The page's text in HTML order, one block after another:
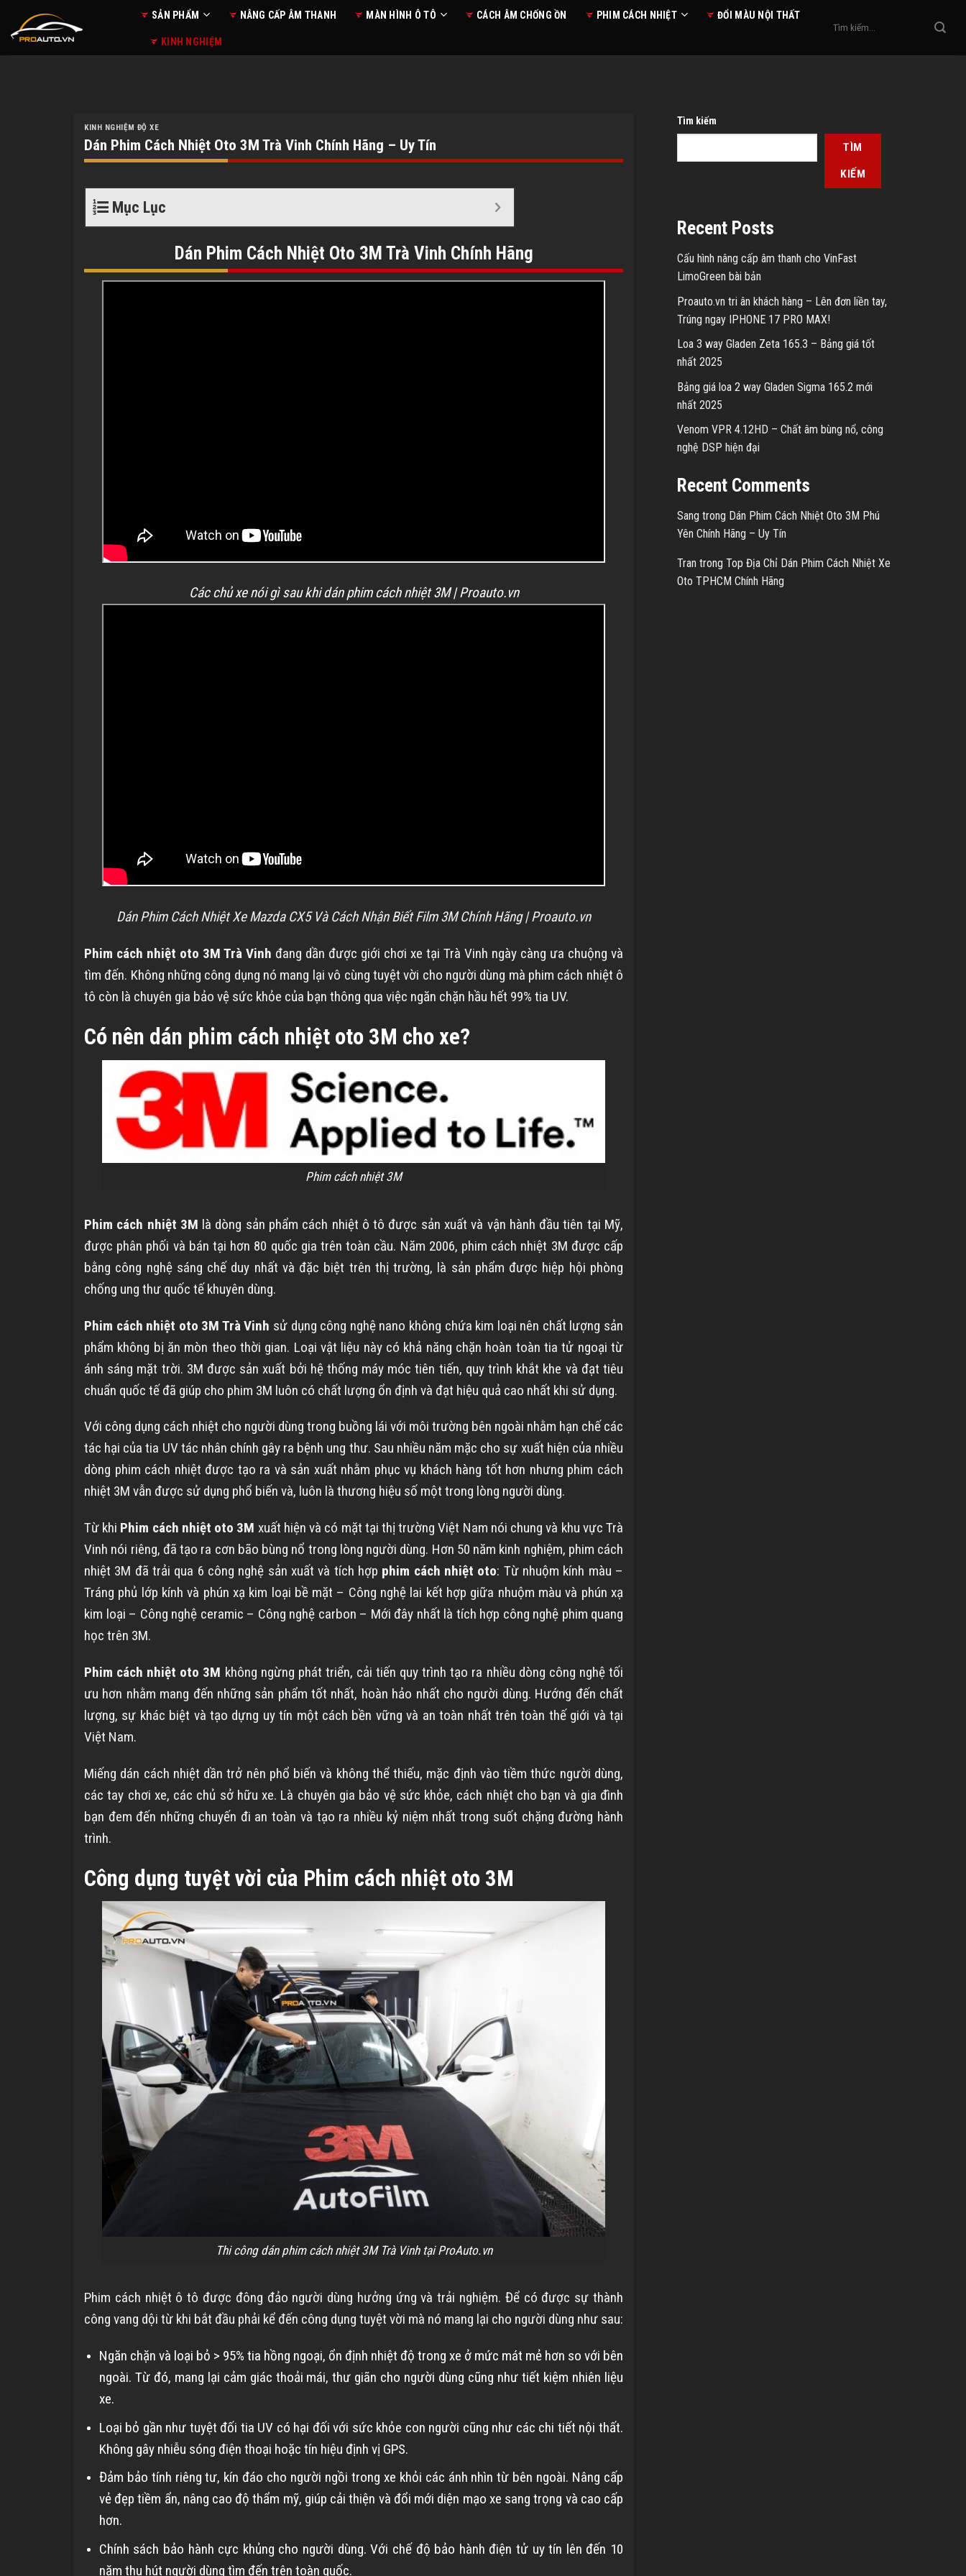
content
SẢN PHẨM NÂNG CẤP ÂM THANH MÀN HÌNH Ô TÔ CÁCH ÂM CHỐNG ỒN PHIM CÁCH NHIỆT ĐỔI MÀU NỘI THẤT
KINH NGHIỆM
Tìm
KINH NGHIỆM ĐỘ XE
Dán Phim Cách Nhiệt Oto 3M Trà Vinh Chính Hãng – Uy Tín
Mục Lục
Dán Phim Cách Nhiệt Oto 3M Trà Vinh Chính Hãng
Các chủ xe nói gì sau khi dán phim cách nhiệt 3M | Proauto.vn
Dán Phim Cách Nhiệt Xe Mazda CX5 Và Cách Nhận Biết Film 3M Chính Hãng | Proauto.vn
Phim cách nhiệt oto 3M Trà Vinh đang dần được giới chơi xe tại Trà Vinh ngày càng ưa chuộng và
tìm đến. Không những công dụng nó mang lại vô cùng tuyệt vời cho người dùng mà phim cách nhiệt ô
tô còn là chuyên gia bảo vệ sức khỏe của bạn thông qua việc ngăn chặn hầu hết 99% tia UV.
Có nên dán phim cách nhiệt oto 3M cho xe?
Phim cách nhiệt 3M
Phim cách nhiệt 3M là dòng sản phẩm cách nhiệt ô tô được sản xuất và vận hành đầu tiên tại Mỹ,
được phân phối và bán tại hơn 80 quốc gia trên toàn cầu. Năm 2006, phim cách nhiệt 3M được cấp
bằng công nghệ sáng chế duy nhất và đặc biệt trên thị trường, là sản phẩm được hiệp hội phòng
chống ung thư quốc tế khuyên dùng.
Phim cách nhiệt oto 3M Trà Vinh sử dụng công nghệ nano không chứa kim loại nên chất lượng sản
phẩm không bị ăn mòn theo thời gian. Loại vật liệu này có khả năng chặn hoàn toàn tia tử ngoại từ
ánh sáng mặt trời. 3M được sản xuất bởi hệ thống máy móc tiên tiến, quy trình khắt khe và đạt tiêu
chuẩn quốc tế đã giúp cho phim 3M luôn có chất lượng ổn định và đạt hiệu quả cao nhất khi sử dụng.
Với công dụng cách nhiệt cho người dùng trong buồng lái với môi trường bên ngoài nhằm hạn chế các
tác hại của tia UV tác nhân chính gây ra bệnh ung thư. Sau nhiều năm mặc cho sự xuất hiện của nhiều
dòng phim cách nhiệt được tạo ra và sản xuất nhằm phục vụ khách hàng tốt hơn nhưng phim cách
nhiệt 3M vẫn được sử dụng phổ biến và, luôn là thương hiệu số một trong lòng người dùng.
Từ khi Phim cách nhiệt oto 3M xuất hiện và có mặt tại thị trường Việt Nam nói chung và khu vựcTrà
Vinh nói riêng, đã tạo ra cơn bão bùng nổ trong lòng người dùng. Hơn 50 năm kinh nghiệm, phim cách
nhiệt 3M đã trải qua 6 công nghệ sản xuất và tích hợp phim cách nhiệt oto: Từ nhuộm kính màu –
Tráng phủ lớp kính và phún xạ kim loại bề mặt – Công nghệ lai kết hợp giữa nhuộm màu và phún xạ
kim loại – Công nghệ ceramic – Công nghệ carbon – Mới đây nhất là tích hợp công nghệ phim quang
học trên 3M.
Phim cách nhiệt oto 3M không ngừng phát triển, cải tiến quy trình tạo ra nhiều dòng công nghệ tối
ưu hơn nhằm mang đến những sản phẩm tốt nhất, hoàn hảo nhất cho người dùng. Hướng đến chất
lượng, sự khác biệt và tạo dựng uy tín một cách bền vững và an toàn nhất trên toàn thế giới và tại
Việt Nam.
Miếng dán cách nhiệt dần trở nên phổ biến và không thể thiếu, mặc định vào tiềm thức người dùng,
các tay chơi xe, các chủ sở hữu xe. Là chuyên gia bảo vệ sức khỏe, cách nhiệt cho bạn và gia đình
bạn đem đến những chuyến đi an toàn và tạo ra nhiều kỷ niệm nhất trong suốt chặng đường hành
trình.
Công dụng tuyệt vời của Phim cách nhiệt oto 3M
Thi công dán phim cách nhiệt 3M Trà Vinh tại ProAuto.vn
Phim cách nhiệt ô tô được đông đảo người dùng hưởng ứng và trải nghiệm. Để có được sự thành
công vang dội từ khi bắt đầu phải kể đến công dụng tuyệt vời mà nó mang lại cho người dùng như sau:
Ngăn chặn và loại bỏ > 95% tia hồng ngoại, ổn định nhiệt độ trong xe ở mức mát mẻ hơn so với bên
ngoài. Từ đó, mang lại cảm giác thoải mái, thư giãn cho người dùng cũng như tiết kiệm nhiên liệu
xe.
Loại bỏ gần như tuyệt đối tia UV có hại đối với sức khỏe con người cũng như các chi tiết nội thất.
Không gây nhiễu sóng điện thoại hoặc tín hiệu định vị GPS.
Đảm bảo tính riêng tư, kín đáo cho người ngồi trong xe khỏi các ánh nhìn từ bên ngoài. Nâng cấp
vẻ đẹp tiềm ẩn, nâng cao độ thẩm mỹ, giúp cải thiện và đổi mới diện mạo xe sang trọng và cao cấp
hơn.
Chính sách bảo hành cực khủng cho người dùng. Với chế độ bảo hành điện tử uy tín lên đến 10
năm thu hút người dùng tìm đến trên toàn quốc.
Tìm kiếm
TÌM
KIẾM
Recent Posts
Cấu hình nâng cấp âm thanh cho VinFast
LimoGreen bài bản
Proauto.vn tri ân khách hàng – Lên đơn liền tay,
Trúng ngay IPHONE 17 PRO MAX!
Loa 3 way Gladen Zeta 165.3 – Bảng giá tốt
nhất 2025
Bảng giá loa 2 way Gladen Sigma 165.2 mới
nhất 2025
Venom VPR 4.12HD – Chất âm bùng nổ, công
nghệ DSP hiện đại
Recent Comments
Sang trong Dán Phim Cách Nhiệt Oto 3M Phú
Yên Chính Hãng – Uy Tín
Tran trong Top Địa Chỉ Dán Phim Cách Nhiệt Xe
Oto TPHCM Chính Hãng